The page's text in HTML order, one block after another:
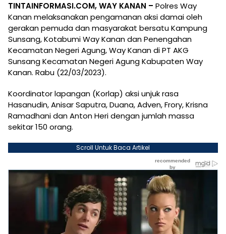
TINTAINFORMASI.COM, WAY KANAN – Polres Way
Kanan melaksanakan pengamanan aksi damai oleh
gerakan pemuda dan masyarakat bersatu Kampung
Sunsang, Kotabumi Way Kanan dan Penengahan
Kecamatan Negeri Agung, Way Kanan di PT AKG
Sunsang Kecamatan Negeri Agung Kabupaten Way
Kanan. Rabu (22/03/2023).
Koordinator lapangan (Korlap) aksi unjuk rasa
Hasanudin, Anisar Saputra, Duana, Adven, Frory, Krisna
Ramadhani dan Anton Heri dengan jumlah massa
sekitar 150 orang.
Scroll Untuk Baca Artikel